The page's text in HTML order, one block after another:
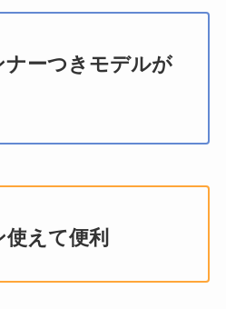
ーつきモデルが
えて便利